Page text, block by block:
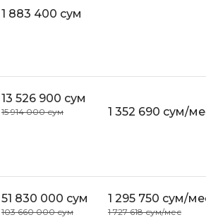
1 883 400 сум
13 526 900 сум
15 914 000 сум 1 352 690 сум/
51 830 000 сум
103 660 000 сум
1 295 750 сум/
1 727 618 сум/мес
Joomla
L
M
MATLAB